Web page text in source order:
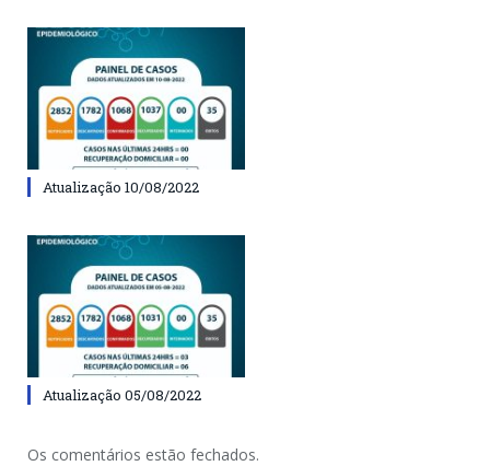
Atualização 10/08/2022
Atualização 05/08/2022
Os comentários estão fechados.